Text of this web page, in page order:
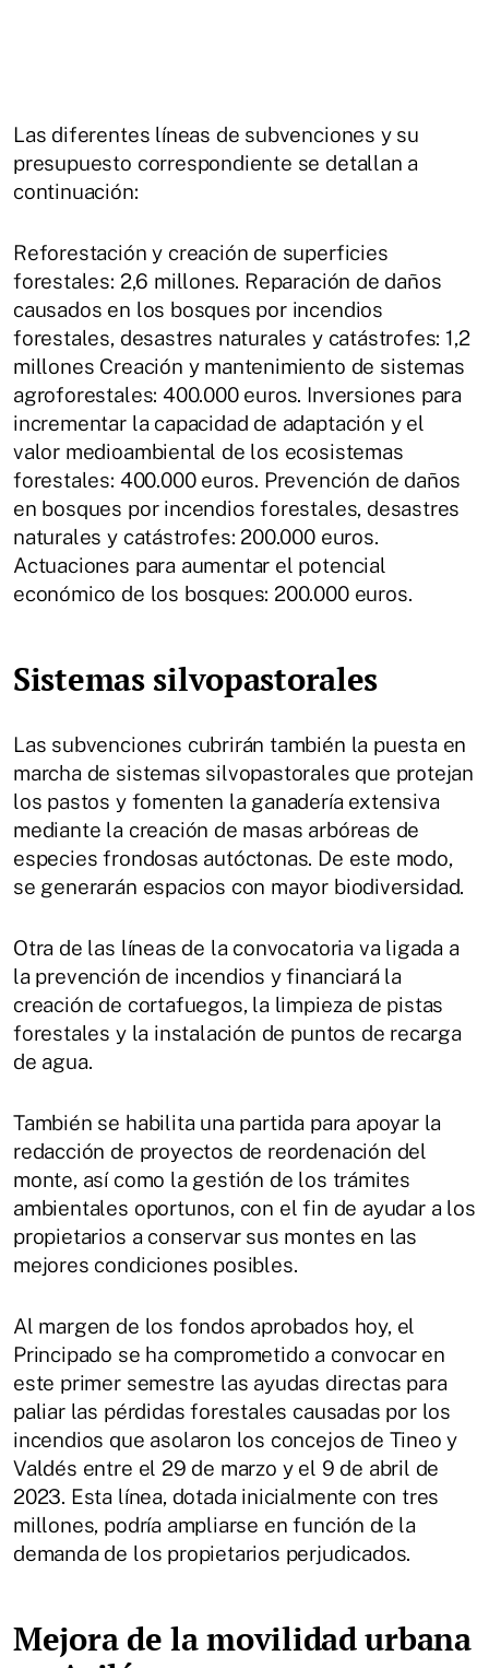
Las diferentes líneas de subvenciones y su
presupuesto correspondiente se detallan a
continuación:
Reforestación y creación de superficies
forestales: 2,6 millones. Reparación de daños
causados en los bosques por incendios
forestales, desastres naturales y catástrofes: 1,2
millones Creación y mantenimiento de sistemas
agroforestales: 400.000 euros. Inversiones para
incrementar la capacidad de adaptación y el
valor medioambiental de los ecosistemas
forestales: 400.000 euros. Prevención de daños
en bosques por incendios forestales, desastres
naturales y catástrofes: 200.000 euros.
Actuaciones para aumentar el potencial
económico de los bosques: 200.000 euros.
Sistemas silvopastorales
Las subvenciones cubrirán también la puesta en
marcha de sistemas silvopastorales que protejan
los pastos y fomenten la ganadería extensiva
mediante la creación de masas arbóreas de
especies frondosas autóctonas. De este modo,
se generarán espacios con mayor biodiversidad.
Otra de las líneas de la convocatoria va ligada a
la prevención de incendios y financiará la
creación de cortafuegos, la limpieza de pistas
forestales y la instalación de puntos de recarga
de agua.
También se habilita una partida para apoyar la
redacción de proyectos de reordenación del
monte, así como la gestión de los trámites
ambientales oportunos, con el fin de ayudar a los
propietarios a conservar sus montes en las
mejores condiciones posibles.
Al margen de los fondos aprobados hoy, el
Principado se ha comprometido a convocar en
este primer semestre las ayudas directas para
paliar las pérdidas forestales causadas por los
incendios que asolaron los concejos de Tineo y
Valdés entre el 29 de marzo y el 9 de abril de
2023. Esta línea, dotada inicialmente con tres
millones, podría ampliarse en función de la
demanda de los propietarios perjudicados.
Mejora de la movilidad urbana